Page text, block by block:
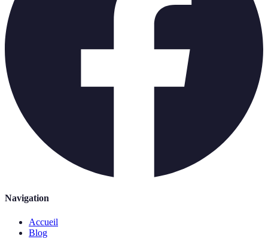
Navigation
Accueil
Blog